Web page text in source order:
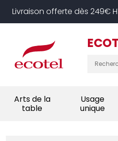
Livraison offerte dès 249€
Arts de la
table
Usage
unique
Panneau de gestion des cookies